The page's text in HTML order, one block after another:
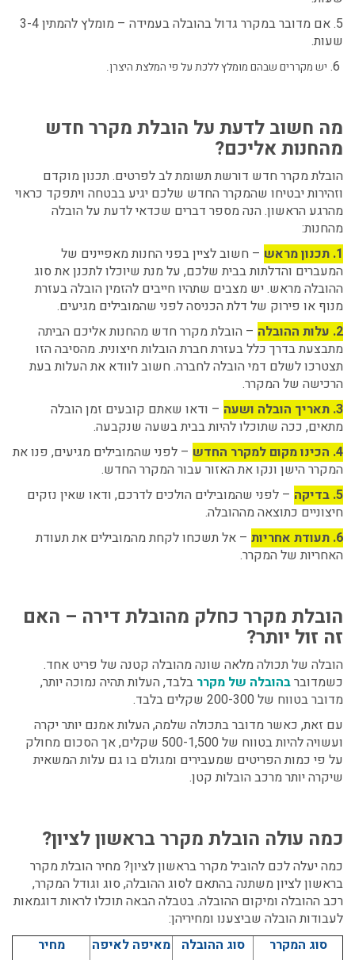
5. אם מדובר במקרר גדול בהובלה בעמידה – מומלץ להמתין 3-4
שעות.
יש מקררים שבהם מומלץ ללכת על פי המלצת היצרן.
מה חשוב לדעת על הובלת מקרר חדש
מהחנות אליכם?
הובלת מקרר חדש דורשת תשומת לב לפרטים. תכנון מוקדם
וזהירות יבטיחו שהמקרר החדש שלכם יגיע בבטחה ויתפקד כראוי
מהרגע הראשון. הנה מספר דברים שכדאי לדעת על הובלה
מהחנות:
1. תכנון מראש
– חשוב לציין בפני החנות מאפיינים של
המעברים והדלתות בבית שלכם, על מנת שיוכלו לתכנן את סוג
ההובלה מראש. יש מצבים שתהיו חייבים להזמין הובלה בעזרת
מנוף או פירוק של דלת הכניסה לפני שהמובילים מגיעים.
2. עלות ההובלה
– הובלת מקרר חדש מהחנות אליכם הביתה
מתבצעת בדרך כלל בעזרת חברת הובלות חיצונית. מהסיבה הזו
תצטרכו לשלם דמי הובלה לחברה. חשוב לוודא את העלות בעת
הרכישה של המקרר.
3. תאריך הובלה ושעה
– ודאו שאתם קובעים זמן הובלה
מתאים, ככה שתוכלו להיות בבית בשעה שנקבעה.
4. הכינו מקום למקרר החדש
– לפני שהמובילים מגיעים, פנו את
המקרר הישן ונקו את האזור עבור המקרר החדש.
5. בדיקה
– לפני שהמובילים הולכים לדרכם, ודאו שאין נזקים
חיצוניים כתוצאה מההובלה.
6. תעודת אחריות
– אל תשכחו לקחת מהמובילים את תעודת
האחריות של המקרר.
הובלת מקרר כחלק מהובלת דירה – האם
זה זול יותר?
הובלה של תכולה מלאה שונה מהובלה קטנה של פריט אחד.
כשמדוברבהובלה של מקרר בלבד, העלות תהיה נמוכה יותר,
מדובר בטווח של 200-300 שקלים בלבד.
עם זאת, כאשר מדובר בתכולה שלמה, העלות אמנם יותר יקרה
ועשויה להיות בטווח של 500-1,500 שקלים, אך הסכום מחולק
על פי כמות הפריטים שמעבירים ומגולם בו גם עלות המשאית
שיקרה יותר מרכב הובלות קטן.
כמה עולה הובלת מקרר בראשון לציון?
כמה יעלה לכם להוביל מקרר בראשון לציון? מחיר הובלת מקרר
בראשון לציון משתנה בהתאם לסוג ההובלה, סוג וגודל המקרר,
רכב ההובלה ומיקום ההובלה. בטבלה הבאה תוכלו לראות דוגמאות
לעבודות הובלה שביצענו ומחיריהן:
סוג המקרר
סוג ההובלה מאיפה לאיפה
מחיר